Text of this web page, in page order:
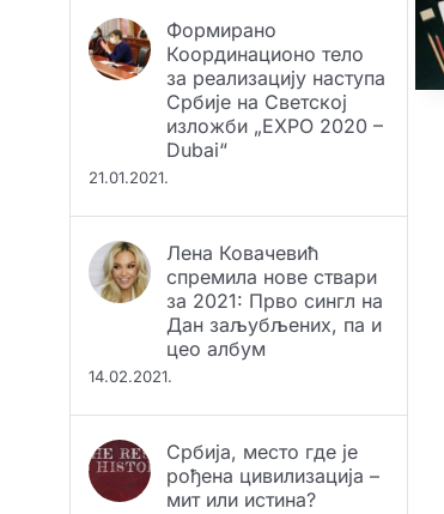
Формирано
Координационо тело
за реализацију наступа
Србије на Светској
изложби „EXPO 2020 –
Dubai“
21.01.2021.
Лена Ковачевић
спремила нове ствари
за 2021: Прво сингл на
Дан заљубљених, па и
цео албум
14.02.2021.
Србија, место где је
рођена цивилизација –
мит или истина?